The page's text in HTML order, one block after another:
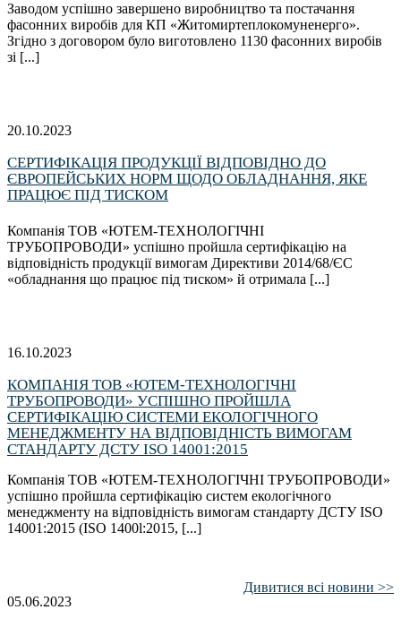
Заводом успішно завершено виробництво та постачання
фасонних виробів для КП «Житомиртеплокомуненерго».
Згідно з договором було виготовлено 1130 фасонних виробів
зі [...]
20.10.2023
СЕРТИФІКАЦІЯ ПРОДУКЦІЇ ВІДПОВІДНО ДО
ЄВРОПЕЙСЬКИХ НОРМ ЩОДО ОБЛАДНАННЯ, ЯКЕ
ПРАЦЮЄ ПІД ТИСКОМ
Компанія ТОВ «ЮТЕМ-ТЕХНОЛОГІЧНІ
ТРУБОПРОВОДИ» успішно пройшла сертифікацію на
відповідність продукції вимогам Директиви 2014/68/ЄС
«обладнання що працює під тиском» й отримала [...]
16.10.2023
КОМПАНІЯ ТОВ «ЮТЕМ-ТЕХНОЛОГІЧНІ
ТРУБОПРОВОДИ» УСПІШНО ПРОЙШЛА
СЕРТИФІКАЦІЮ СИСТЕМИ ЕКОЛОГІЧНОГО
МЕНЕДЖМЕНТУ НА ВІДПОВІДНІСТЬ ВИМОГАМ
СТАНДАРТУ ДСТУ ISO 14001:2015
Компанія ТОВ «ЮТЕМ-ТЕХНОЛОГІЧНІ ТРУБОПРОВОДИ»
успішно пройшла сертифікацію систем екологічного
менеджменту на відповідність вимогам стандарту ДСТУ ISO
14001:2015 (ISO 1400l:2015, [...]
05.06.2023
Дивитися всі новини >>